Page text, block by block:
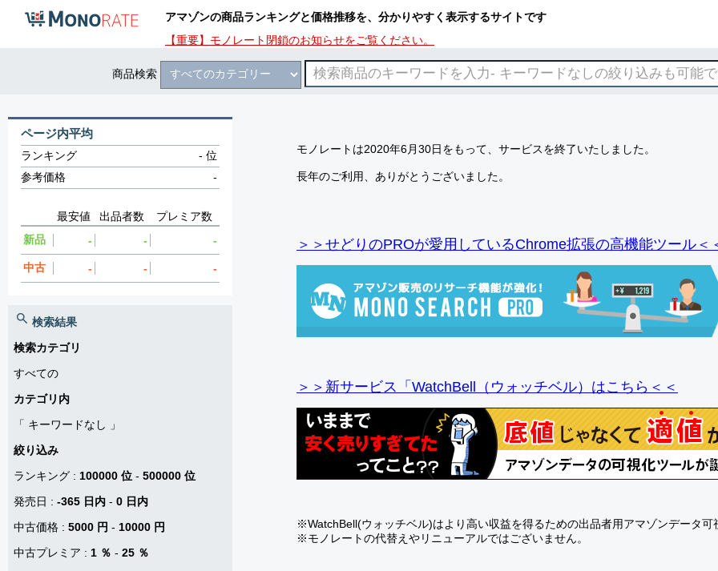
アマゾンの商品ランキングと価格推移を、分かりやすく表示するサイトです
【重要】モノレート閉鎖のお知らせをご覧ください。
商品検索
モノレートは2020年6月30日をもって、サービスを終了いたしました。
長年のご利用、ありがとうございました。
＞＞せどりのPROが愛用しているChrome拡張の高機能ツール＜
＞＞新サービス「WatchBell（ウォッチベル）はこちら＜＜
※WatchBell(ウォッチベル)はより高い収益を得るための出品者用アマゾンデータ可
※モノレートの代替えやリニューアルではございません。
ページ内平均
ランキング -位
参考価格
-
最安値 出品者数
プレミア数
新品
- - -
中古 - - -
検索結果
検索カテゴリ
すべての
カテゴリ内
「 キーワードなし
」
絞り込み
ランキング : 100000 位 - 500000 位
発売日 : -365 日内 - 0 日内
中古価格 : 5000 円 - 10000 円
中古プレミア : 1 ％ - 25 ％